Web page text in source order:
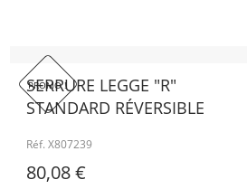
PROMO !
SERRURE LEGGE "R"
STANDARD RÉVERSIBLE
Réf. X807239
80,08 €